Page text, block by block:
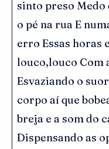
sinto preso
o pé na rua E
erro Essas horas
louco,louco Com
Esvaziando o
corpo aí que
breja e a som do
Dispensando as